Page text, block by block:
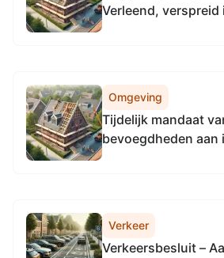
Verleend, verspreid
Omgeving
Tijdelijk mandaat
bevoegdheden aan
Verkeer
Verkeersbesluit –